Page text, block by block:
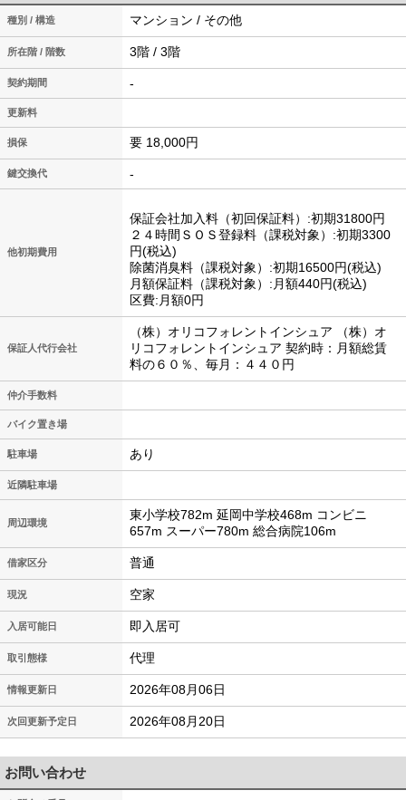
種別 / 構造 マンション / その他
所在階 / 階数 3階 / 3階
契約期間 -
更新料
損保 要 18,000円
鍵交換代 -
他初期費用
保証会社加入料（初回保証料）:初期31800円
２４時間ＳＯＳ登録料（課税対象）:初期3300
円(税込)
除菌消臭料（課税対象）:初期16500円(税込)
月額保証料（課税対象）:月額440円(税込)
区費:月額0円
保証人代行会社
（株）オリコフォレントインシュア （株）オ
リコフォレントインシュア 契約時：月額総賃
料の６０％、毎月：４４０円
仲介手数料
バイク置き場
駐車場 あり
近隣駐車場
周辺環境
東小学校782m 延岡中学校468m コンビニ
657m スーパー780m 総合病院106m
借家区分 普通
現況 空家
入居可能日 即入居可
取引態様 代理
情報更新日 2026年08月06日
次回更新予定日 2026年08月20日
お問い合わせ